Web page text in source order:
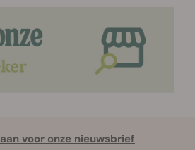
voor onze nieuwsbrief